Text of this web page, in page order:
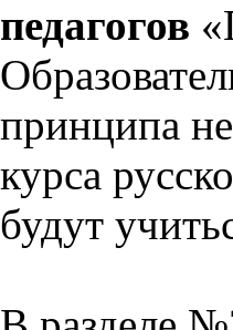
педагогов
принципа
курса
будут